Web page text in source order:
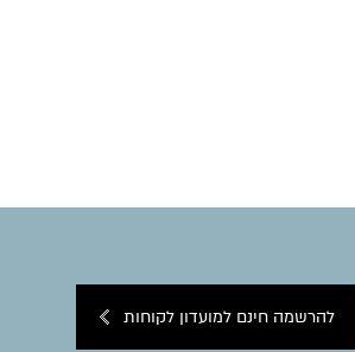
להרשמה חינם למועדון לקוחות